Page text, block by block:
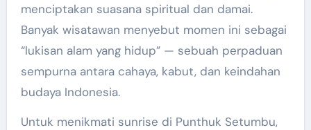
menciptakan suasana spiritual dan damai.
Banyak wisatawan menyebut momen ini sebagai
“lukisan alam yang hidup” — sebuah perpaduan
sempurna antara cahaya, kabut, dan keindahan
budaya Indonesia.
Untuk menikmati sunrise di Punthuk Setumbu,